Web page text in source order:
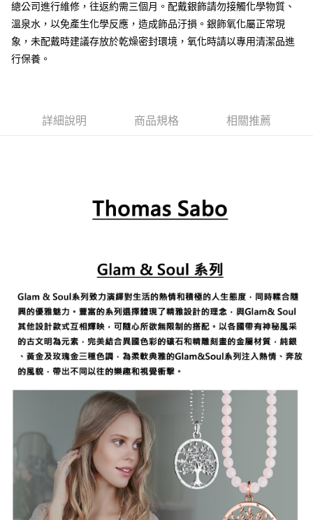
黑貓宅急便
每筆NT$100，滿NT$3,000(含以上)免運費
總公司進行維修，往返約需三個月。配戴銀飾請勿接觸化學物質、
溫泉水，以免產生化學反應，造成飾品汙損。銀飾氧化屬正常現
象，未配戴時建議存放於乾燥密封環境，氧化時請以專用清潔品進
行保養。
詳細說明 商品規格 相關推薦